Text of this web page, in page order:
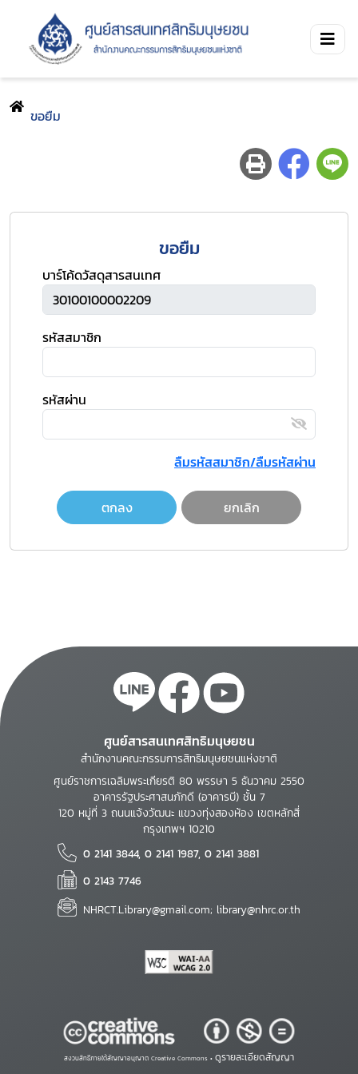
ขอยืม
ขอยืม
บาร์โค้ดวัสดุสารสนเทศ
รหัสสมาชิก
รหัสผ่าน
ลืมรหัสสมาชิก/ลืมรหัสผ่าน
ตกลง ยกเลิก
ศูนย์สารสนเทศสิทธิมนุษยชน
สำนักงานคณะกรรมการสิทธิมนุษยชนแห่งชาติ
ศูนย์ราชการเฉลิมพระเกียรติ 80 พรรษา 5 ธันวาคม 2550
อาคารรัฐประศาสนภักดี (อาคารบี) ชั้น 7
120 หมู่ที่ 3 ถนนแจ้งวัฒนะ แขวงทุ่งสองห้อง เขตหลักสี่
กรุงเทพฯ 10210
0 2141 3844, 0 2141 1987, 0 2141 3881
0 2143 7746
NHRCT.Library@gmail.com; library@nhrc.or.th
สงวนสิทธิ์ภายใต้สัญญาอนุญาต Creative Commons • ดูรายละเอียดสัญญา